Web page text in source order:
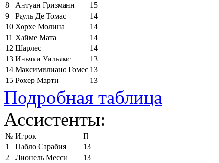
8
Антуан Гризманн
15
9
Рауль Де Томас
14
10 Хорхе Молина
14
11 Хайме Мата
14
12 Шарлес
14
13 Иньяки Уильямс
13
14 Максимилиано Гомес 13
15 Рохер Марти 13
Подробная таблица
Ассистенты:
№ Игрок
П
1
Пабло Сарабия
13
2
Лионель Месси
13